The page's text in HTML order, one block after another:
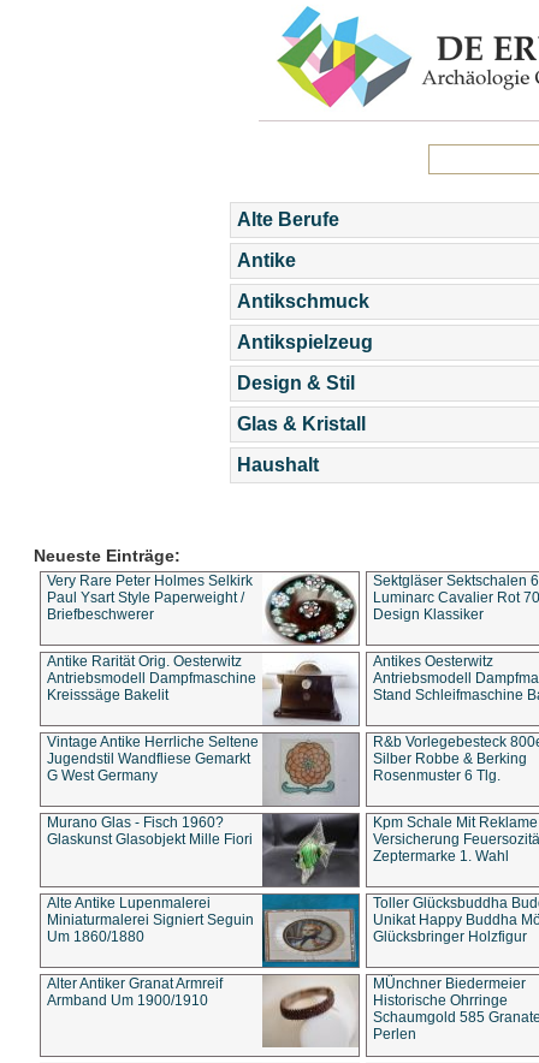
Alte Berufe
Antike
Antikschmuck
Antikspielzeug
Design & Stil
Glas & Kristall
Haushalt
Neueste Einträge:
Very Rare Peter Holmes Selkirk
Paul Ysart Style Paperweight /
Briefbeschwerer
Sektgläser Sektschalen
Luminarc Cavalier Rot
Design Klassiker
Antike Rarität Orig. Oesterwitz
Antriebsmodell Dampfmaschine
Kreisssäge Bakelit
Antikes Oesterwitz
Antriebsmodell
Stand Schleifmaschine
Vintage Antike Herrliche Seltene
Jugendstil Wandfliese Gemarkt
G West Germany
R&b Vorlegebesteck
Silber Robbe & Berking
Rosenmuster 6 Tlg.
Murano Glas - Fisch 1960?
Glaskunst Glasobjekt Mille Fiori
Kpm Schale Mit Reklame
Versicherung
Zeptermarke 1. Wahl
Alte Antike Lupenmalerei
Miniaturmalerei Signiert Seguin
Um 1860/1880
Toller Glücksbuddha
Unikat Happy Buddha
Glücksbringer Holzfigur
Alter Antiker Granat Armreif
Armband Um 1900/1910
MÜnchner Biedermeier
Historische Ohrringe
Schaumgold 585
Perlen